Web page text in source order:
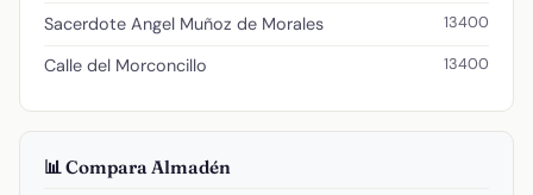
Sacerdote Angel Muñoz de Morales 13400
Calle del Morconcillo 13400
📊 Compara Almadén